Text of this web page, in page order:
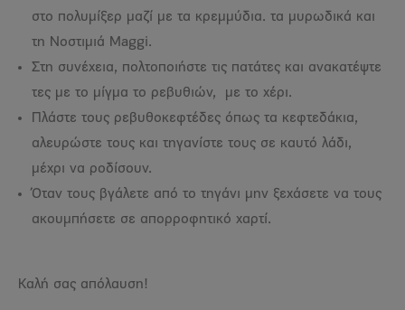
στο πολυμίξερ μαζί με τα κρεμμύδια. τα μυρωδικά και
τη Νοστιμιά Maggi.
Στη συνέχεια, πολτοποιήστε τις πατάτες και ανακατέψτε
τες με το μίγμα το ρεβυθιών, με το χέρι.
Πλάστε τους ρεβυθοκεφτέδες όπως τα κεφτεδάκια,
αλευρώστε τους και τηγανίστε τους σε καυτό λάδι,
μέχρι να ροδίσουν.
Όταν τους βγάλετε από το τηγάνι μην ξεχάσετε να τους
ακουμπήσετε σε απορροφητικό χαρτί.
Καλή σας απόλαυση!